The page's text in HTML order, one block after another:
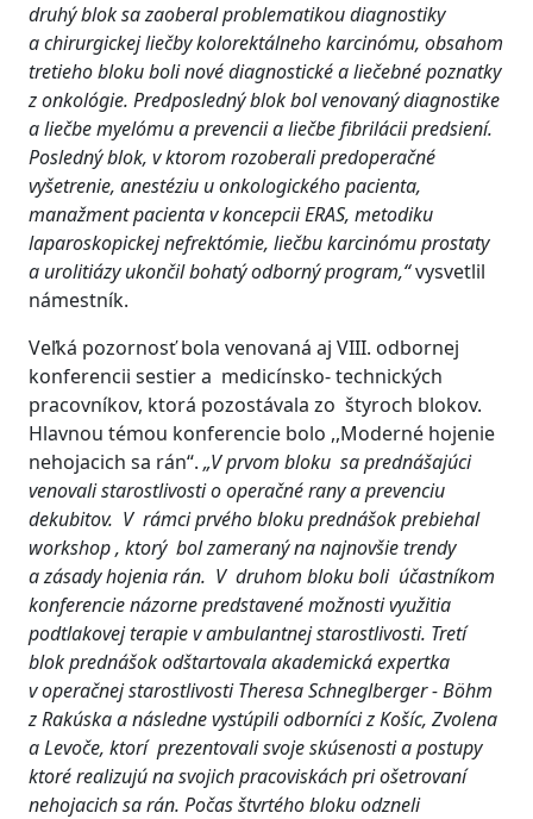
druhý blok sa zaoberal problematikou diagnostiky
a chirurgickej liečby kolorektálneho karcinómu, obsahom
tretieho bloku boli nové diagnostické a liečebné poznatky
z onkológie. Predposledný blok bol venovaný diagnostike
a liečbe myelómu a prevencii a liečbe fibrilácii predsiení.
Posledný blok, v ktorom rozoberali predoperačné
vyšetrenie, anestéziu u onkologického pacienta,
manažment pacienta v koncepcii ERAS, metodiku
laparoskopickej nefrektómie, liečbu karcinómu prostaty
a urolitiázy ukončil bohatý odborný program,“vysvetlil
námestník.
Veľká pozornosť bola venovaná aj VIII. odbornej
konferencii sestier a medicínsko- technických
pracovníkov, ktorá pozostávala zo štyroch blokov.
Hlavnou témou konferencie bolo ,,Moderné hojenie
nehojacich sa rán“. „V prvom bloku sa prednášajúci
venovali starostlivosti o operačné rany a prevenciu
dekubitov. V rámci prvého bloku prednášok prebiehal
workshop , ktorý bol zameraný na najnovšie trendy
a zásady hojenia rán. V druhom bloku boli účastníkom
konferencie názorne predstavené možnosti využitia
podtlakovej terapie v ambulantnej starostlivosti. Tretí
blok prednášok odštartovala akademická expertka
v operačnej starostlivosti Theresa Schneglberger - Böhm
z Rakúska a následne vystúpili odborníci z Košíc, Zvolena
a Levoče, ktorí prezentovali svoje skúsenosti a postupy
ktoré realizujú na svojich pracoviskách pri ošetrovaní
nehojacich sa rán. Počas štvrtého bloku odzneli